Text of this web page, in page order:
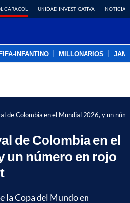
CARACOL UNIDAD INVESTIGATIVA NOTICIAS
INFANTINO MILLONARIOS
de Colombia en el Mundial 2026, y un
de Colombia en el
un número en rojo
la Copa del Mundo en